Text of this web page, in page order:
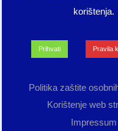
korištenja.
Prihvati Pravila
Politika zaštite
Korištenje web
Impressum